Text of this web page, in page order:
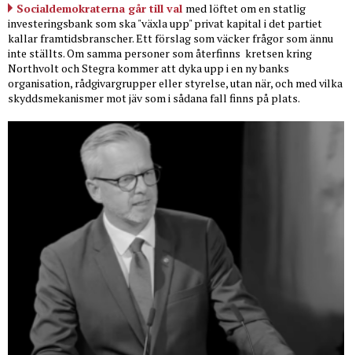
Socialdemokraterna går till val med löftet om en statlig
investeringsbank som ska "växla upp" privat kapital i det partiet
kallar framtidsbranscher. Ett förslag som väcker frågor som ännu
inte ställts. Om samma personer som återfinns kretsen kring
Northvolt och Stegra kommer att dyka upp i en ny banks
organisation, rådgivargrupper eller styrelse, utan när, och med vilka
skyddsmekanismer mot jäv som i sådana fall finns på plats.